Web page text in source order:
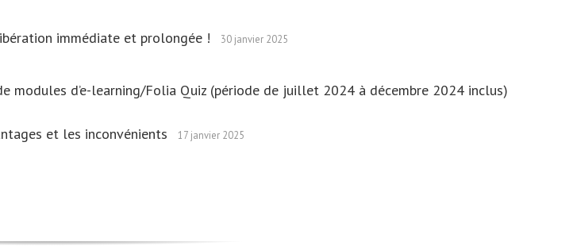
immédiate et prolongée ! 30 janvier 2025
d’e-learning/Folia Quiz (période de juillet 2024 à décembre 2024 inclus)
et les inconvénients 17 janvier 2025